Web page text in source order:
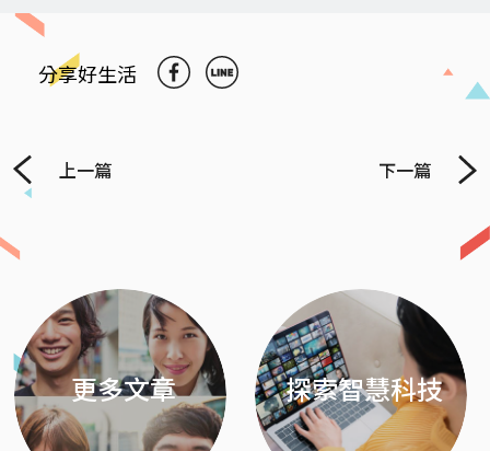
分享好生活
上一篇 下一篇
更多文章 探索智慧科技
Next